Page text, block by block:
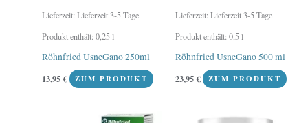
Lieferzeit:Lieferzeit 3-5 Tage
Produkt enthält: 0,25l
Röhnfried UsneGano 250ml
13,95€ ZUM PRODUKT
Lieferzeit:Lieferzeit 3-5 Tage
Produkt enthält: 0,5l
Röhnfried UsneGano 500 ml
23,95€ ZUM PRODUKT